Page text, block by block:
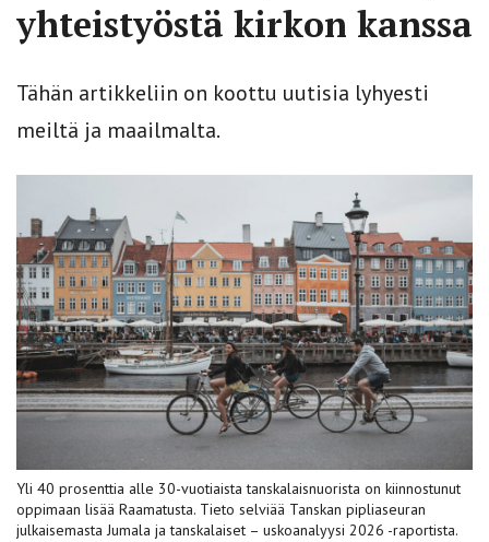
yhteistyöstä kirkon kanssa
Tähän artikkeliin on koottu uutisia lyhyesti
meiltä ja maailmalta.
Yli 40 prosenttia alle 30-vuotiaista tanskalaisnuorista on kiinnostunut
oppimaan lisää Raamatusta. Tieto selviää Tanskan pipliaseuran
julkaisemasta Jumala ja tanskalaiset – uskoanalyysi 2026 -raportista.